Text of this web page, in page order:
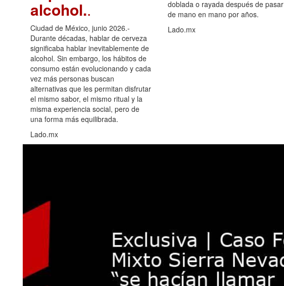
alcohol..
Ciudad de México, junio 2026.-
Durante décadas, hablar de cerveza
significaba hablar inevitablemente de
alcohol. Sin embargo, los hábitos de
consumo están evolucionando y cada
vez más personas buscan
alternativas que les permitan disfrutar
el mismo sabor, el mismo ritual y la
misma experiencia social, pero de
una forma más equilibrada.
Lado.mx
doblada o rayada después de pasar
de mano en mano por años.
Lado.mx